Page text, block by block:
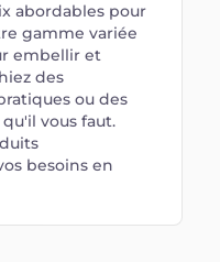
abordables pour
gamme variée
embellir et
des
ou des
vous faut.
besoins en